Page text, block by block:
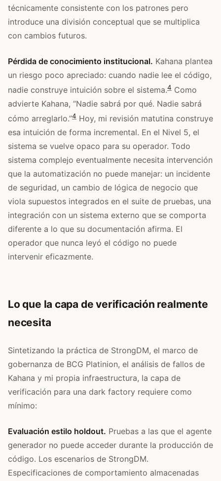
técnicamente consistente con los patrones pero
introduce una división conceptual que se multiplica
con cambios futuros.
Pérdida de conocimiento institucional. Kahana plantea
un riesgo poco apreciado: cuando nadie lee el código,
nadie construye intuición sobre el sistema.4 Como
advierte Kahana, “Nadie sabrá por qué. Nadie sabrá
cómo arreglarlo.”4 Hoy, mi revisión matutina construye
esa intuición de forma incremental. En el Nivel 5, el
sistema se vuelve opaco para su operador. Todo
sistema complejo eventualmente necesita intervención
que la automatización no puede manejar: un incidente
de seguridad, un cambio de lógica de negocio que
viola supuestos integrados en el suite de pruebas, una
integración con un sistema externo que se comporta
diferente a lo que su documentación afirma. El
operador que nunca leyó el código no puede
intervenir eficazmente.
Lo que la capa de verificación realmente
necesita
Sintetizando la práctica de StrongDM, el marco de
gobernanza de BCG Platinion, el análisis de fallos de
Kahana y mi propia infraestructura, la capa de
verificación para una dark factory requiere como
mínimo:
Evaluación estilo holdout. Pruebas a las que el agente
generador no puede acceder durante la producción de
código. Los escenarios de StrongDM.
Especificaciones de comportamiento almacenadas